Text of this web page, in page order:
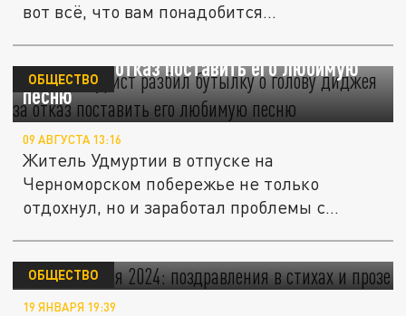
вот всё, что вам понадобится...
В Анапе турист разбил бутылку о голову
диджея за отказ поставить его любимую
песню
ОБЩЕСТВО
09 АВГУСТА 13:16
Житель Удмуртии в отпуске на
Черноморском побережье не только
отдохнул, но и заработал проблемы с
День диджея 2024: поздравления в стихах и
прозе
ОБЩЕСТВО
19 ЯНВАРЯ 19:39